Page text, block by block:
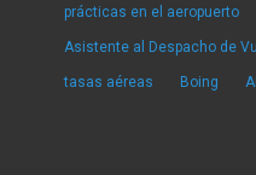
prácticas en el aeropuerto
Asistente al Despacho de
tasas aéreas Boing